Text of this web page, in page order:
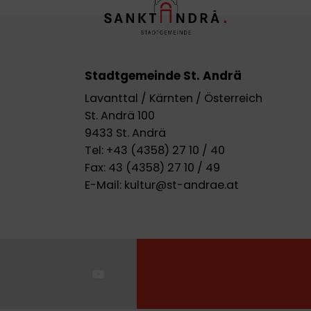
Stadtgemeinde St. Andrä
Lavanttal / Kärnten / Österreich
St. Andrä 100
9433 St. Andrä
Tel: +43 (4358) 27 10 / 40
Fax: 43 (4358) 27 10 / 49
E-Mail: kultur@st-andrae.at